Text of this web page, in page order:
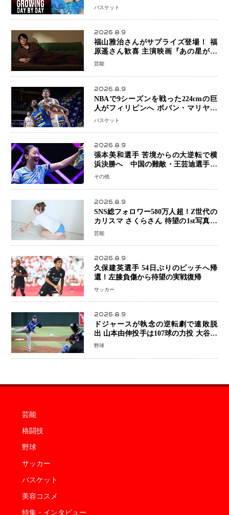
「三井不動産カップ」でスペシャルゲ
バスケット
2026.8.9
福山雅治さんがサプライズ登場！ 福
原遥さん歓喜 主演映画『あの星が降
る丘で、君とまた出会いたい。』舞台
芸能
2026.8.9
NBAで9シーズンを戦った224cmの巨
人がフィリピンへ ボバン・マリヤノ
ビッチ ジョーンズカップで新たな挑
バスケット
2026.8.9
張本美和選手 苦境からの大逆転で横
浜決勝へ 中国の難敵・王芸迪選手を
撃破「ここからまた行くぞ」兄・智和
その他
2026.8.9
SNS総フォロワー580万人超！Z世代の
カリスマ さくらさん 待望の1st写真集
が11月5日発売決定 沖縄で“今しか残
芸能
2026.8.9
久保建英選手 54日ぶりのピッチへ帰
還！左膝負傷から待望の実戦復帰
サッカー
2026.8.9
ドジャースが執念の逆転劇で連敗脱
出 山本由伸投手は107球の力投 大谷翔
平選手が延長10回に勝利を呼び込む一
野球
芸能
格闘技
野球
サッカー
バスケット
美容コスメ
特集・インタビュー